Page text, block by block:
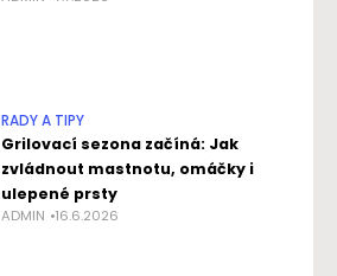
RADY A TIPY
Grilovací sezona začíná: Jak
zvládnout mastnotu, omáčky i
ulepené prsty
ADMIN 16.6.2026